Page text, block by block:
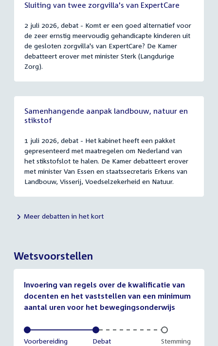
Sluiting van twee zorgvilla's van ExpertCare
2 juli 2026, debat - Komt er een goed alternatief voor
de zeer ernstig meervoudig gehandicapte kinderen uit
de gesloten zorgvilla's van ExpertCare? De Kamer
debatteert erover met minister Sterk (Langdurige
Zorg).
Samenhangende aanpak landbouw, natuur en
stikstof
1 juli 2026, debat - Het kabinet heeft een pakket
gepresenteerd met maatregelen om Nederland van
het stikstofslot te halen. De Kamer debatteert erover
met minister Van Essen en staatssecretaris Erkens van
Landbouw, Visserij, Voedselzekerheid en Natuur.
Meer debatten in het kort
Wetsvoorstellen
Invoering van regels over de kwalificatie van
docenten en het vaststellen van een minimum
aantal uren voor het bewegingsonderwijs
Voltooid:
Voorbereiding Voltooid:
Debat Onvoltooid:
Stemming